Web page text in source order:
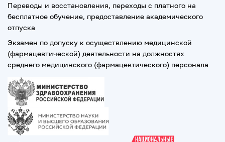
Переводы и восстановления, переходы с платного на
бесплатное обучение, предоставление академического
отпуска
Экзамен по допуску к осуществлению медицинской
(фармацевтической) деятельности на должностях
среднего медицинского (фармацевтического) персонала